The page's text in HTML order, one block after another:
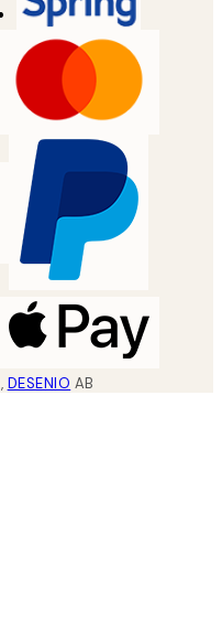
, DESENIO AB